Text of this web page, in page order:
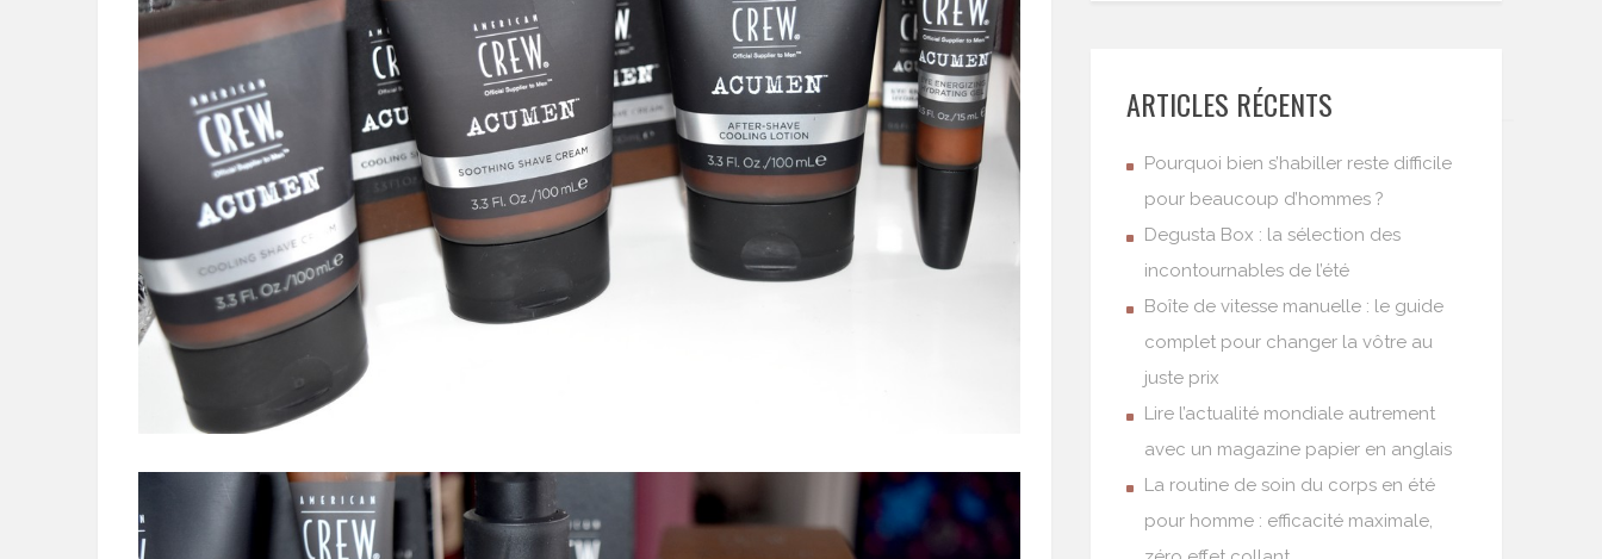
ARTICLES RÉCENTS
Pourquoi bien s’habiller reste difficile
pour beaucoup d’hommes ?
Degusta Box : la sélection des
incontournables de l’été
Boîte de vitesse manuelle : le guide
complet pour changer la vôtre au
juste prix
Lire l’actualité mondiale autrement
avec un magazine papier en anglais
La routine de soin du corps en été
pour homme : efficacité maximale,